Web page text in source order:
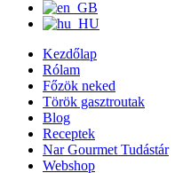
Kezdőlap
Rólam
Főzök neked
Török gasztroutak
Blog
Receptek
Nar Gourmet Tudástár
Webshop